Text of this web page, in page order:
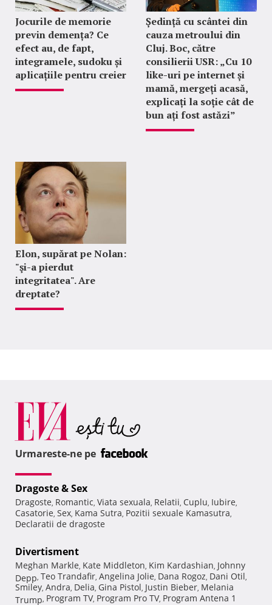
Jocurile de memorie
previn demența? Ce
efect au, de fapt,
integramele, sudoku și
aplicațiile pentru creier
Ședință cu scântei din
cauza metroului din
Cluj. Boc, către
consilierii USR: „Cu 10
like-uri pe internet și
mamă, mergeți acasă,
explicați la soție cât de
bun ați fost astăzi”
Elon, supărat pe Nolan:
"şi-a pierdut
integritatea". Are
dreptate?
Urmareste-ne pe
Dragoste & Sex
Dragoste, Romantic, Viata sexuala, Relatii, Cuplu, Iubire,
Casatorie, Sex, Kama Sutra, Pozitii sexuale Kamasutra,
Declaratii de dragoste
Divertisment
Meghan Markle, Kate Middleton, Kim Kardashian, Johnny
Depp, Teo Trandafir, Angelina Jolie, Dana Rogoz, Dani Otil,
Smiley, Andra, Delia, Gina Pistol, Justin Bieber, Melania
Trump, Program TV, Program Pro TV, Program Antena 1